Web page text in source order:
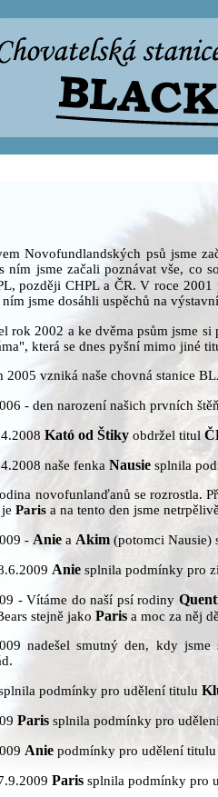
Novofundlandských psů jsme
ním jsme začali poznávat vše, co
později CHPL a ČR. V roce
ním jsme dosáhli uspěchů na
rok 2002 a ke dvěma psům jsme
která se dnes pyšní mimo jiné
2005 vzniká naše chovná stanice
- den narození našich prvních
Kató od Štiky obdržel titul
naše fenka Nausie splnila
novofunlanďanů se rozrostla.
Paris a na tento den jsme
- Anie a Akim (potomci
Anie splnila podmínky pro
- Vítáme do naší psí rodiny
stejně jako Paris a moc za něj
nadešel smutný den, kdy
podmínky pro udělení titulu
Paris splnila podmínky pro
Anie podmínky pro udělení titulu
Paris splnila podmínky pro